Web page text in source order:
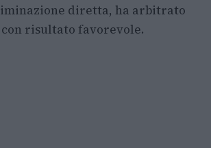
diretta, ha arbitrato
risultato favorevole.